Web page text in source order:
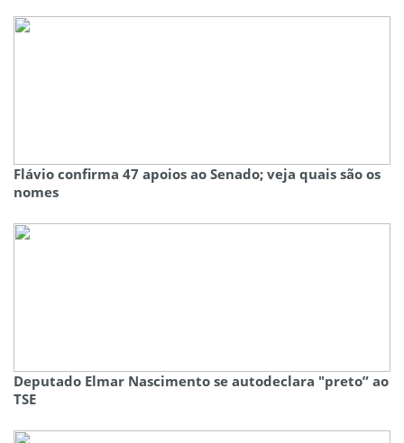
Flávio confirma 47 apoios ao Senado; veja quais são os
nomes
Deputado Elmar Nascimento se autodeclara "preto” ao
TSE